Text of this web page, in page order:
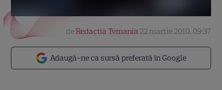
Adaugă-ne ca sursă preferată în Google
deRedactia Tvmania 22 martie 2010, 09:37